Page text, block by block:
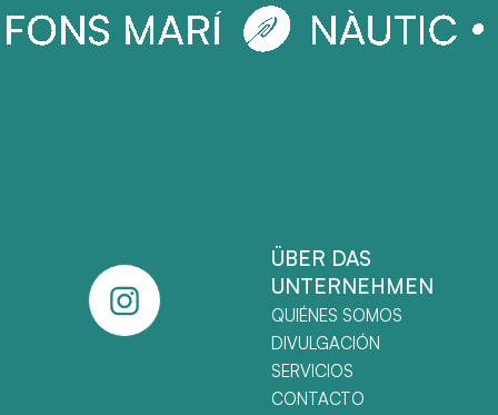
ÜBER DAS
UNTERNEHMEN
QUIÉNES SOMOS
DIVULGACIÓN
SERVICIOS
CONTACTO